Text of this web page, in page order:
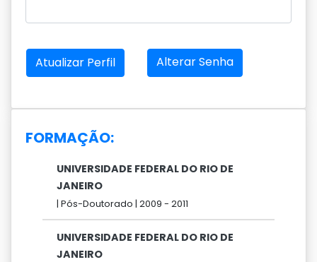
Atualizar Perfil Alterar Senha
FORMAÇÃO:
UNIVERSIDADE FEDERAL DO RIO DE
JANEIRO
| Pós-Doutorado | 2009 - 2011
UNIVERSIDADE FEDERAL DO RIO DE
JANEIRO